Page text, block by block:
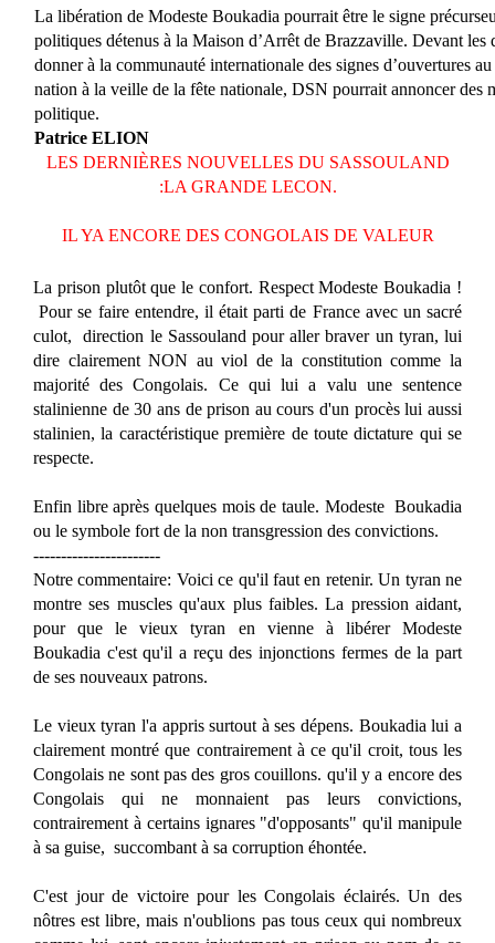
La libération de Modeste Boukadia pourrait être le signe
politiques détenus à la Maison d’Arrêt de Brazzaville. Devant
donner à la communauté internationale des signes d’ouvertures
nation à la veille de la fête nationale, DSN pourrait annoncer des
politique.
Patrice ELION
LES DERNIÈRES NOUVELLES DU SASSOULAND
:LA GRANDE LECON.
IL YA ENCORE DES CONGOLAIS DE VALEUR
La prison plutôt que le confort. Respect Modeste Boukadia !
Pour se faire entendre, il était parti de France avec un sacré
culot, direction le Sassouland pour aller braver un tyran, lui
dire clairement NON au viol de la constitution comme la
majorité des Congolais. Ce qui lui a valu une sentence
stalinienne de 30 ans de prison au cours d'un procès lui aussi
stalinien, la caractéristique première de toute dictature qui se
respecte.
Enfin libre après quelques mois de taule. Modeste Boukadia
ou le symbole fort de la non transgression des convictions.
-----------------------
Notre commentaire: Voici ce qu'il faut en retenir. Un tyran ne
montre ses muscles qu'aux plus faibles. La pression aidant,
pour que le vieux tyran en vienne à libérer Modeste
Boukadia c'est qu'il a reçu des injonctions fermes de la part
de ses nouveaux patrons.
Le vieux tyran l'a appris surtout à ses dépens. Boukadia lui a
clairement montré que contrairement à ce qu'il croit, tous les
Congolais ne sont pas des gros couillons. qu'il y a encore des
Congolais qui ne monnaient pas leurs convictions,
contrairement à certains ignares "d'opposants" qu'il manipule
à sa guise, succombant à sa corruption éhontée.
C'est jour de victoire pour les Congolais éclairés. Un des
nôtres est libre, mais n'oublions pas tous ceux qui nombreux